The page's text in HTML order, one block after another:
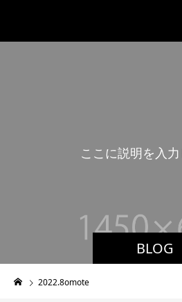
BLOG
こ こ に説明を 入 力
2022.8omote